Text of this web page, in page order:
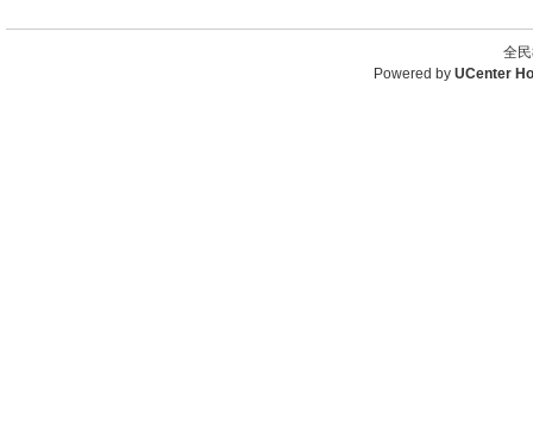
全
Powered by UCenter